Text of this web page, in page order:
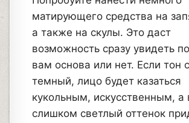
матирующего средства на
а также на скулы. Это даст
возможность сразу увидеть
вам основа или нет. Если тон
темный, лицо будет казаться
кукольным, искусственным, а
слишком светлый оттенок